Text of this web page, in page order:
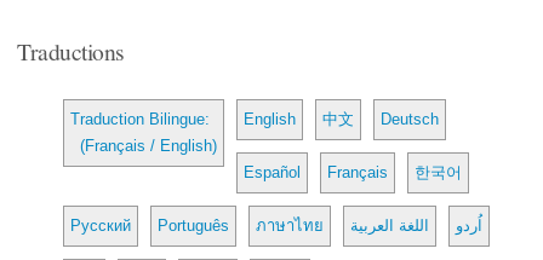
Traductions
Traduction Bilingue:
(Français / English)
English 中文 Deutsch
Español Français 한국어
Русский Português ภาษาไทย اللغة العربية اُردو